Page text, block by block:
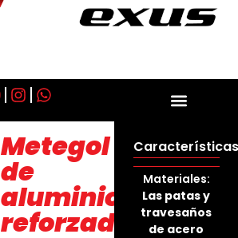
Metegol
de
aluminio
reforzado
Materiales:
Las patas y
travesaños
de acero